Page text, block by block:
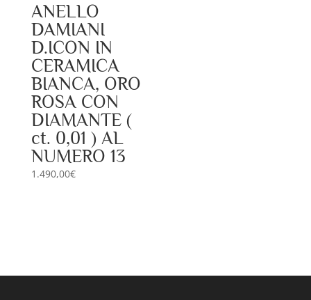
ANELLO
DAMIANI
D.ICON IN
CERAMICA
BIANCA, ORO
ROSA CON
DIAMANTE (
ct. 0,01 ) AL
NUMERO 13
1.490,00€